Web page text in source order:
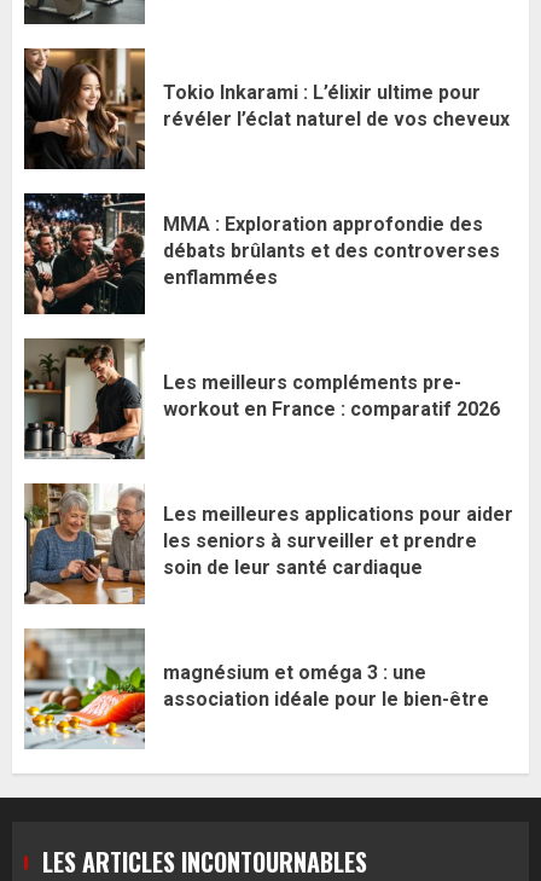
Tokio Inkarami : L’élixir ultime pour
révéler l’éclat naturel de vos cheveux
MMA : Exploration approfondie des
débats brûlants et des controverses
enflammées
Les meilleurs compléments pre-
workout en France : comparatif 2026
Les meilleures applications pour aider
les seniors à surveiller et prendre
soin de leur santé cardiaque
magnésium et oméga 3 : une
association idéale pour le bien-être
LES ARTICLES INCONTOURNABLES